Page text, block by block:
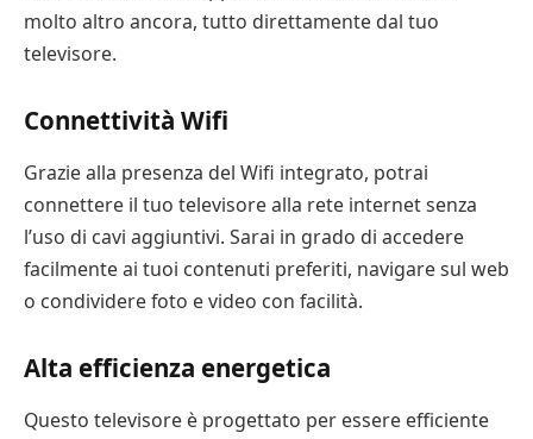
molto altro ancora, tutto direttamente dal tuo
televisore.
Connettività Wifi
Grazie alla presenza del Wifi integrato, potrai
connettere il tuo televisore alla rete internet senza
l’uso di cavi aggiuntivi. Sarai in grado di accedere
facilmente ai tuoi contenuti preferiti, navigare sul web
o condividere foto e video con facilità.
Alta efficienza energetica
Questo televisore è progettato per essere efficiente